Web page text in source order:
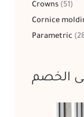
Crowns
51
Cornice
Parametric
الخصم